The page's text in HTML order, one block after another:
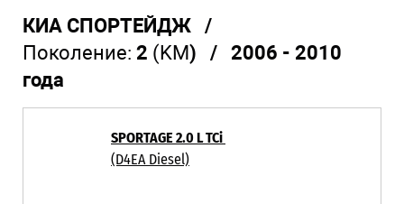
КИА СПОРТЕЙДЖ /
Поколение: 2 (KM) / 2006 - 2010
года
SPORTAGE 2.0 L TCi
(D4EA Diesel)